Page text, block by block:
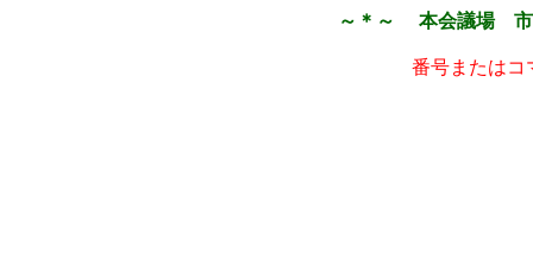
～＊～ 本会議場 市
番号またはコ